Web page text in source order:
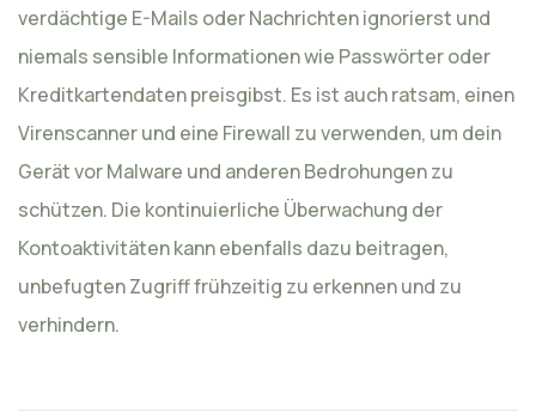
verdächtige E-Mails oder Nachrichten ignorierst und
niemals sensible Informationen wie Passwörter oder
Kreditkartendaten preisgibst. Es ist auch ratsam, einen
Virenscanner und eine Firewall zu verwenden, um dein
Gerät vor Malware und anderen Bedrohungen zu
schützen. Die kontinuierliche Überwachung der
Kontoaktivitäten kann ebenfalls dazu beitragen,
unbefugten Zugriff frühzeitig zu erkennen und zu
verhindern.